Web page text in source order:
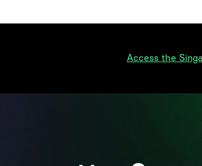
Access the